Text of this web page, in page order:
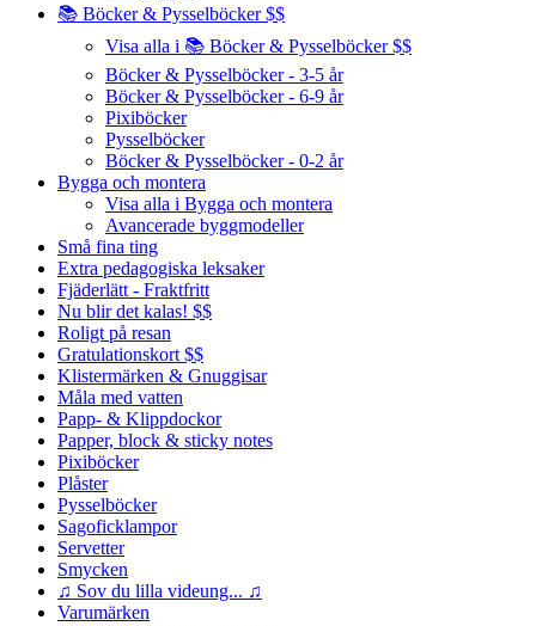
📚 Böcker & Pysselböcker $$
Visa alla i 📚 Böcker & Pysselböcker $$
Böcker & Pysselböcker - 3-5 år
Böcker & Pysselböcker - 6-9 år
Pixiböcker
Pysselböcker
Böcker & Pysselböcker - 0-2 år
Bygga och montera
Visa alla i Bygga och montera
Avancerade byggmodeller
Små fina ting
Extra pedagogiska leksaker
Fjäderlätt - Fraktfritt
Nu blir det kalas! $$
Roligt på resan
Gratulationskort $$
Klistermärken & Gnuggisar
Måla med vatten
Papp- & Klippdockor
Papper, block & sticky notes
Pixiböcker
Plåster
Pysselböcker
Sagoficklampor
Servetter
Smycken
♫ Sov du lilla videung... ♫
Varumärken